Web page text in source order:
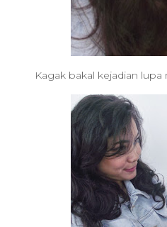
Kagak bakal kejadian